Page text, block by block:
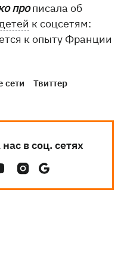
прописала об
к соцсетям:
к опыту Франции
сети Твиттер
в соц. сетях